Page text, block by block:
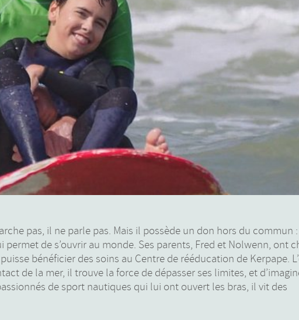
pas, il ne parle pas. Mais il possède un don hors du commun
de s’ouvrir au monde. Ses parents, Fred et Nolwenn, ont
bénéficier des soins au Centre de rééducation de Kerpape.
de la mer, il trouve la force de dépasser ses limites, et
de sport nautiques qui lui ont ouvert les bras, il vit des